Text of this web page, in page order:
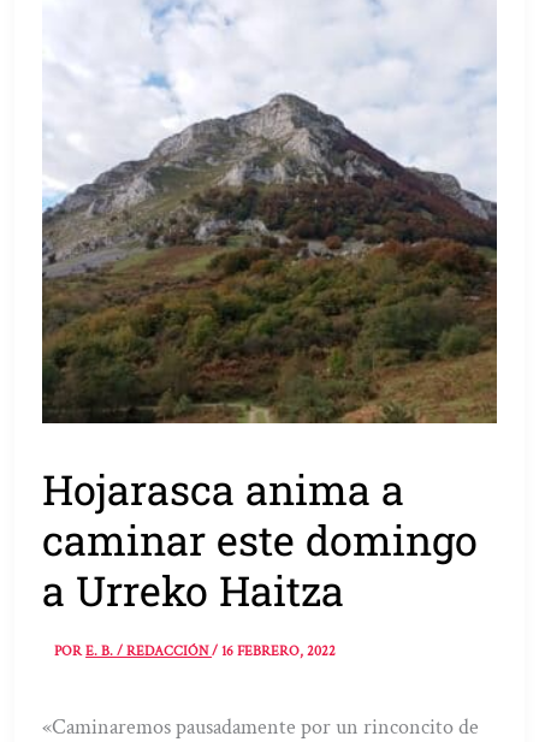
Hojarasca anima a
caminar este domingo
a Urreko Haitza
PORE. B. / REDACCIÓN/16 FEBRERO, 2022
«Caminaremos pausadamente por un rinconcito de